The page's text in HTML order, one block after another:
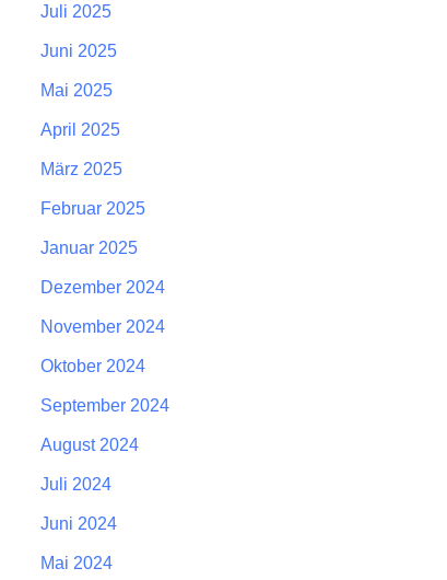
Juli 2025
Juni 2025
Mai 2025
April 2025
März 2025
Februar 2025
Januar 2025
Dezember 2024
November 2024
Oktober 2024
September 2024
August 2024
Juli 2024
Juni 2024
Mai 2024